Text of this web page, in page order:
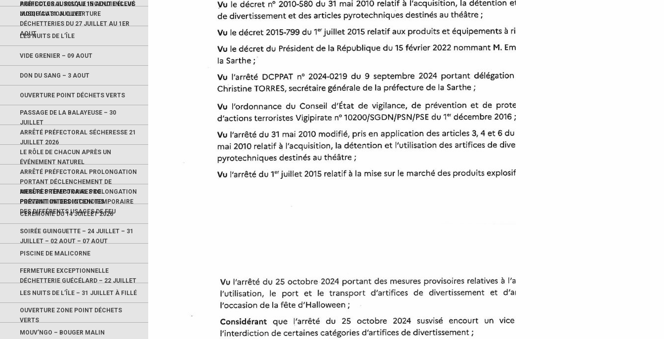
AGRICOLES JUSQU’AU 15 AOUT INCLUS
PRÉFECTORAL RISQUE INCENDIE ÉLEVÉ
JUSQU’AU 31 JUILLET
MODIFICATION OUVERTURE
DÉCHETTERIES DU 27 JUILLET AU 1ER
AOUT
LES NUITS DE L’ÎLE
VIDE GRENIER – 09 AOUT
DON DU SANG – 3 AOUT
OUVERTURE POINT DÉCHETS VERTS
PASSAGE DE LA BALAYEUSE – 30
JUILLET
ARRÊTÉ PRÉFECTORAL SÉCHERESSE 21
JUILLET 2026
LE RÔLE DE CHACUN APRÈS UN
ÉVÉNEMENT NATUREL
ARRÊTÉ PRÉFECTORAL PROLONGATION
PORTANT DÉCLENCHEMENT DE
MESURES TEMPORAIRES DE
PRÉVENTION DES INCENDIES
ARRÊTÉ PRÉFECTORAL PROLONGATION
PORTANT INTERDICTION TEMPORAIRE
DES DIFFÉRENTS USAGES DE FEU
CÉRÉMONIE DU 14 JUILLET 2026
SOIRÉE GUINGUETTE – 24 JUILLET – 31
JUILLET – 02 AOUT – 07 AOUT
PISCINE DE MALICORNE
FERMETURE EXCEPTIONNELLE
DÉCHETTERIE GUÉCÉLARD – 22 JUILLET
LES NUITS DE L’ÎLE – 31 JUILLET À FILLÉ
OUVERTURE ZONE POINT DÉCHETS
VERTS
MOUV’NGO – BOUGER MALIN